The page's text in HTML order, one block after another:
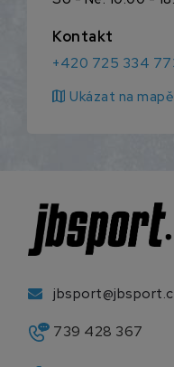
Kontakt
+420 725 334
map Ukázat na mapě
739 428 367